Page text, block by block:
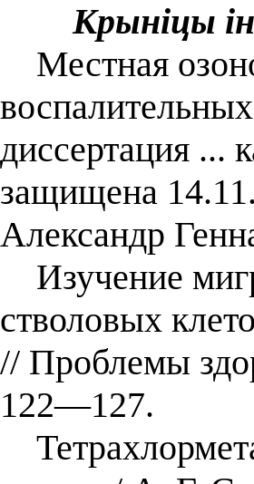
Крыніцы
Местная
диссертация ...
защищена
Александр
Изучение
стволовых
// Проблемы
122—127.